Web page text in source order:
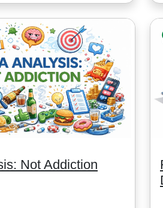
Not Addiction